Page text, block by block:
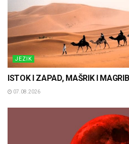
JEZIK
ISTOK I ZAPAD, MAŠRIK I MAGRIB
07.08.2026